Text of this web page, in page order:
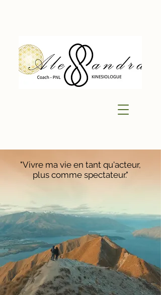
"Vivre ma vie en tant qu'acteur,
plus comme spectateur."